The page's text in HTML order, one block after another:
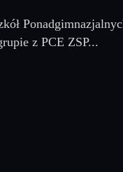
z PCE ZSP...